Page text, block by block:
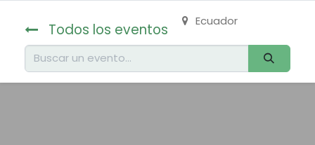
Todos los eventos Ecuador